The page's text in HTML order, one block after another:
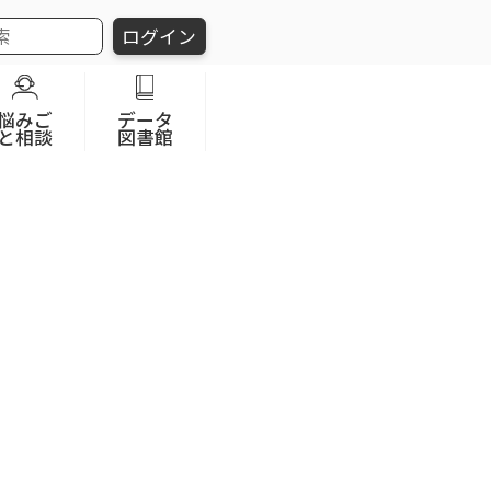
ログイン
みご
相談
データ
図書館